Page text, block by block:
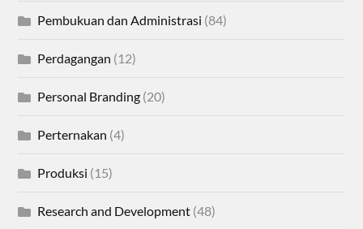
Pembukuan dan Administrasi (84)
Perdagangan (12)
Personal Branding (20)
Perternakan (4)
Produksi (15)
Research and Development (48)